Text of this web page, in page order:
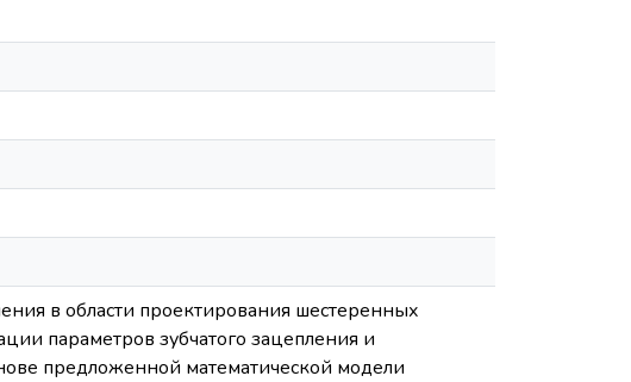
в области проектирования шестеренных
параметров зубчатого зацепления и
предложенной математической модели